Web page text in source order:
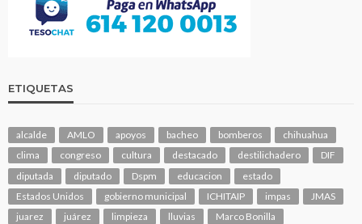
ETIQUETAS
alcalde AMLO apoyos bacheo bomberos
chihuahua
clima
congreso cultura destacado destilichadero
DIF
diputada
diputado Dspm educacion
estado
Estados Unidos
gobierno municipal ICHITAIP impas
JMAS
juarez
juárez limpieza lluvias
Marco Bonilla